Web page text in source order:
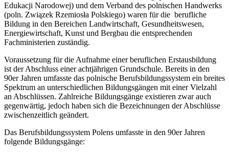
Edukacji Narodowej) und dem Verband des polnischen Handwerks
(poln. Związek Rzemiosła Polskiego) waren für die berufliche
Bildung in den Bereichen Landwirtschaft, Gesundheitswesen,
Energiewirtschaft, Kunst und Bergbau die entsprechenden
Fachministerien zuständig.
Voraussetzung für die Aufnahme einer beruflichen Erstausbildung
ist der Abschluss einer achtjährigen Grundschule. Bereits in den
90er Jahren umfasste das polnische Berufsbildungssystem ein breites
Spektrum an unterschiedlichen Bildungsgängen mit einer Vielzahl
an Abschlüssen. Zahlreiche Bildungsgänge existieren zwar auch
gegenwärtig, jedoch haben sich die Bezeichnungen der Abschlüsse
zwischenzeitlich geändert.
Das Berufsbildungssystem Polens umfasste in den 90er Jahren
folgende Bildungsgänge: